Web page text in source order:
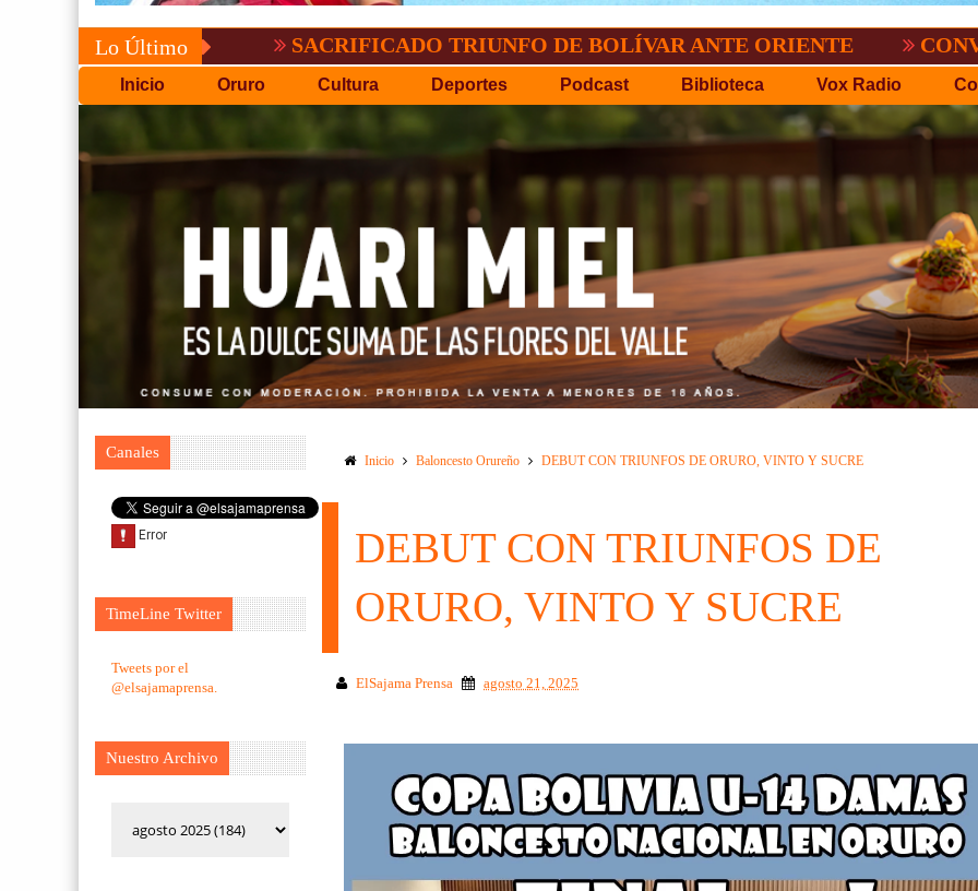
Lo ÚltimoSACRIFICADO TRIUNFO DE BOLÍVAR ANTE ORIENTE
Inicio Oruro Cultura Deportes Podcast Biblioteca Vox Radio
Canales
TimeLine Twitter
Tweets por el
@elsajamaprensa.
Nuestro Archivo
Inicio Baloncesto Orureño DEBUT CON TRIUNFOS DE ORURO, VINTO Y SUCRE
DEBUT CON TRIUNFOS DE
ORURO, VINTO Y SUCRE
ElSajama Prensa agosto 21, 2025